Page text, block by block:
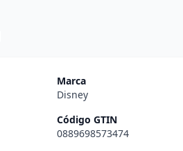
Marca
Disney
Código GTIN
0889698573474